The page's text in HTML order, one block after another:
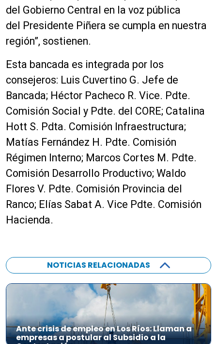
del Gobierno Central en la voz pública
del Presidente Piñera se cumpla en nuestra
región”, sostienen.
Esta bancada es integrada por los
consejeros: Luis Cuvertino G. Jefe de
Bancada; Héctor Pacheco R. Vice. Pdte.
Comisión Social y Pdte. del CORE; Catalina
Hott S. Pdta. Comisión Infraestructura;
Matías Fernández H. Pdte. Comisión
Régimen Interno; Marcos Cortes M. Pdte.
Comisión Desarrollo Productivo; Waldo
Flores V. Pdte. Comisión Provincia del
Ranco; Elías Sabat A. Vice Pdte. Comisión
Hacienda.
NOTICIAS RELACIONADAS
Ante crisis de empleo en Los Ríos: Llaman a
empresas a postular al Subsidio a la